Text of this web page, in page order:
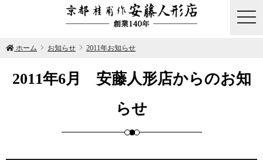
ホーム お知らせ 2011年お知らせ
2011年6月 安藤人形店からのお知
らせ